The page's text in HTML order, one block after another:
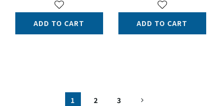
ADD TO CART ADD TO CART
1 2 3